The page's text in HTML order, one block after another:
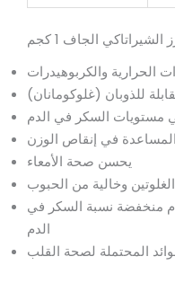
الجاف 1 كجم
الحرارية والكربوهيدرات
للذوبان (غلوكومانان)
مستويات السكر في الدم
المساعدة في إنقاص الوزن
يحسن صحة الأمعاء
وخالية من الحبوب
منخفضة نسبة السكر في
الدم
المحتملة لصحة القلب